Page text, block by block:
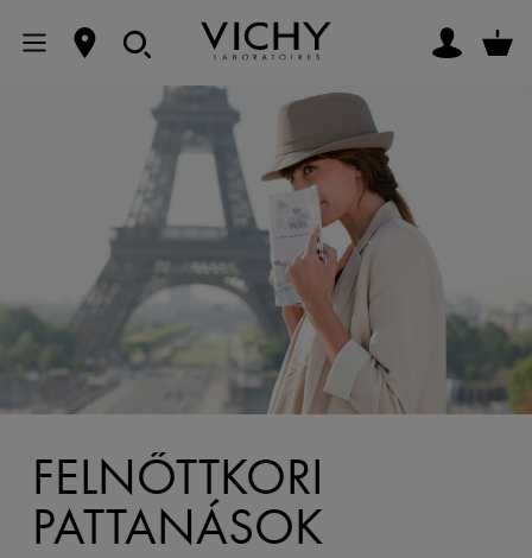
FELNŐTTKORI
PATTANÁSOK